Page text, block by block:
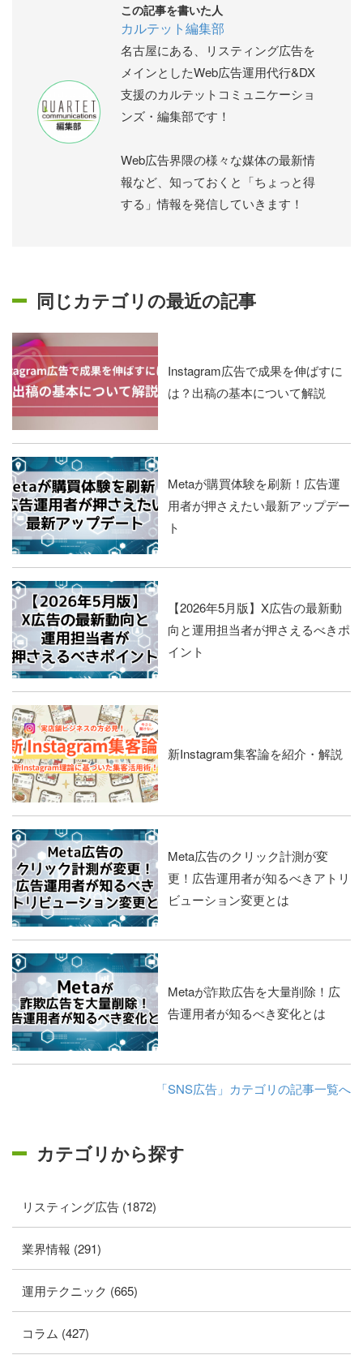
この記事を書いた人
カルテット編集部
名古屋にある、リスティング広告を
メインとしたWeb広告運用代行&DX
支援のカルテットコミュニケーショ
ンズ・編集部です！
Web広告界隈の様々な媒体の最新情
報など、知っておくと「ちょっと得
する」情報を発信していきます！
同じカテゴリの最近の記事
Instagram広告で成果を伸ばすに
は？出稿の基本について解説
Metaが購買体験を刷新！広告運
用者が押さえたい最新アップデー
ト
【2026年5月版】X広告の最新動
向と運用担当者が押さえるべきポ
イント
新Instagram集客論を紹介・解説
Meta広告のクリック計測が変
更！広告運用者が知るべきアトリ
ビューション変更とは
Metaが詐欺広告を大量削除！広
告運用者が知るべき変化とは
「SNS広告」カテゴリの記事一覧へ
カテゴリから探す
リスティング広告 (1872)
業界情報 (291)
運用テクニック (665)
コラム (427)